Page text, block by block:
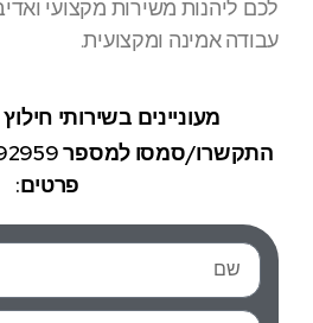
לכם ליהנות משירות מקצועי
עבודה אמינה ומקצועית.
מעוניינים בשירותי
פרטים: